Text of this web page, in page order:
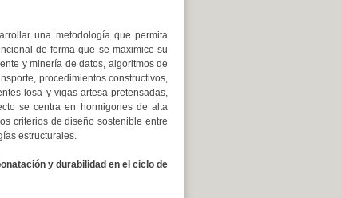
una metodología que permita
de forma que se maximice su
y minería de datos, algoritmos de
procedimientos constructivos,
losa y vigas artesa pretensadas,
se centra en hormigones de alta
criterios de diseño sostenible entre
estructurales.
y durabilidad en el ciclo de